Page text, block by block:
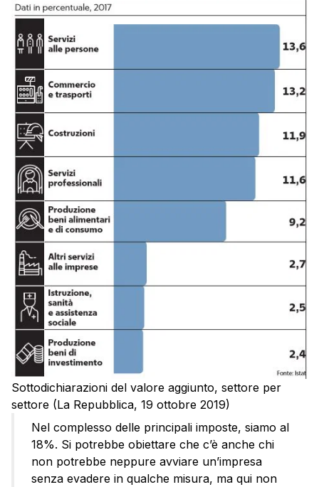
Sottodichiarazioni del valore aggiunto, settore per
settore (La Repubblica, 19 ottobre 2019)
Nel complesso delle principali imposte, siamo al
18%. Si potrebbe obiettare che c’è anche chi
non potrebbe neppure avviare un’impresa
senza evadere in qualche misura, ma qui non